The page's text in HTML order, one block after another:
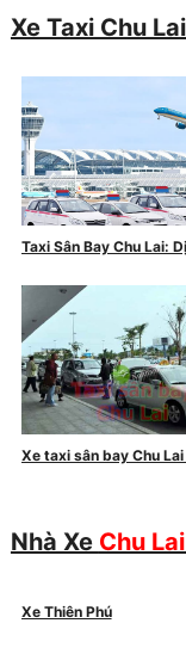
Xe Taxi Chu
Taxi Sân Bay Chu Lai:
Tiện Lợi
Xe taxi sân bay Chu Lai
Nhà Xe Chu
Xe Thiên Phú